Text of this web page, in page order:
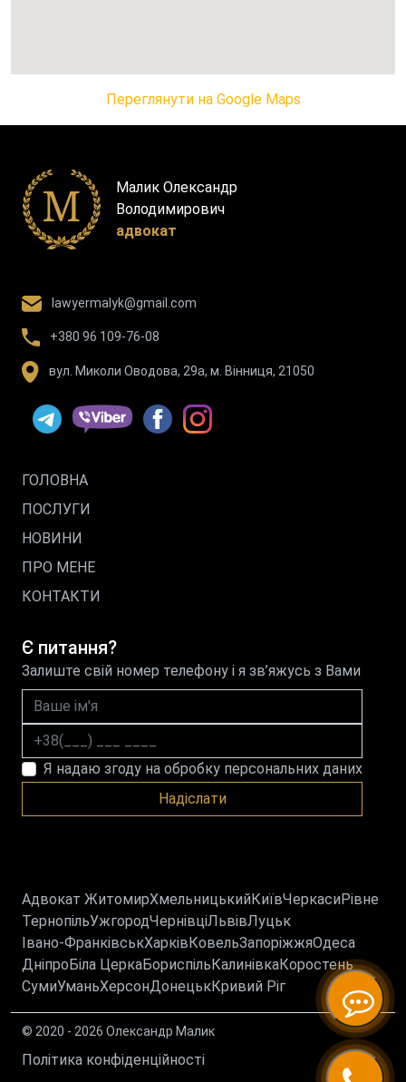
Переглянути на Google Maps
Малик Олександр
Володимирович
адвокат
lawyermalyk@gmail.com
+380 96 109-76-08
вул. Миколи Оводова, 29а, м. Вінниця, 21050
ГОЛОВНА
ПОСЛУГИ
НОВИНИ
ПРО МЕНЕ
КОНТАКТИ
Є питання?
Залиште свій номер телефону і я зв’яжусь з Вами
Ваше ім'я
Номер телефону
Я надаю згоду на обробку персональних даних
Надіслати
Адвокат ЖитомирХмельницькийКиївЧеркасиРівне
ТернопільУжгородЧернівціЛьвівЛуцьк
Івано-ФранківськХарківКовельЗапоріжжяОдеса
ДніпроБіла ЦеркаБориспільКалинівкаКоростень
СумиУманьХерсонДонецькКривий Ріг
© 2020 - 2026 Олександр Малик
Політика конфіденційності